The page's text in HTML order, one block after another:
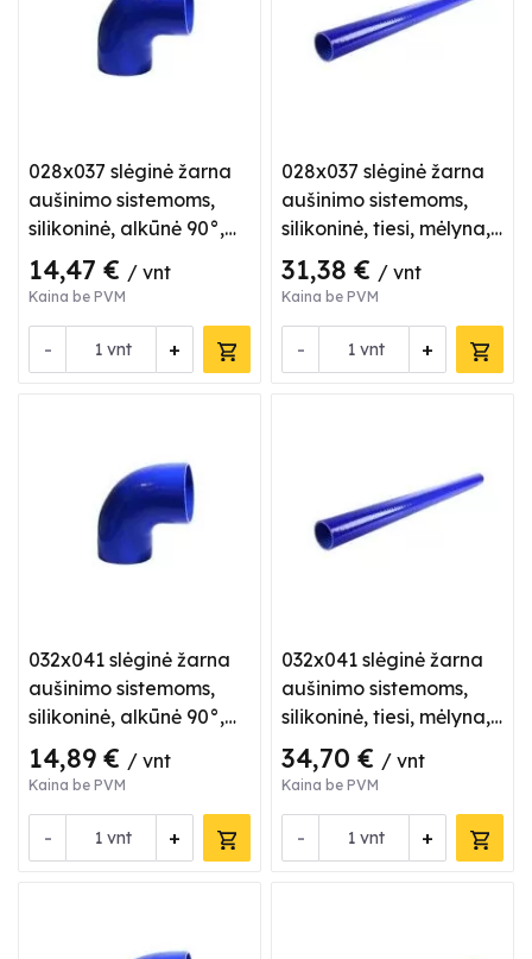
028x037 slėginė žarna
aušinimo sistemoms,
silikoninė, alkūnė 90°,
mėlyna
14,47 € / vnt
Kaina be PVM
- +
vnt
028x037 slėginė žarna
aušinimo sistemoms,
silikoninė, tiesi, mėlyna,
L 1 m
31,38 € / vnt
Kaina be PVM
- +
vnt
032x041 slėginė žarna
aušinimo sistemoms,
silikoninė, alkūnė 90°,
mėlyna
14,89 € / vnt
Kaina be PVM
- +
vnt
032x041 slėginė žarna
aušinimo sistemoms,
silikoninė, tiesi, mėlyna,
L 1 m
34,70 € / vnt
Kaina be PVM
- +
vnt